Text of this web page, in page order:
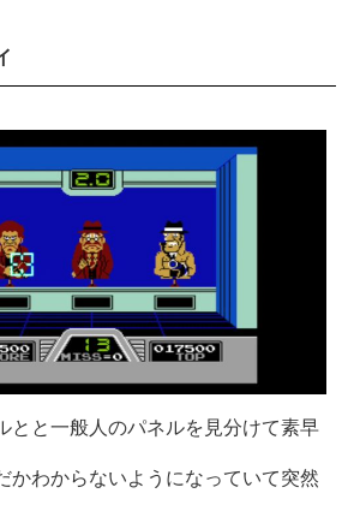
とと一般人のパネルを見分けて素早
かわからないようになっていて突然